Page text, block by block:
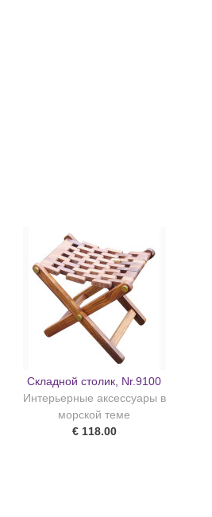
Складной столик, Nr.9100
Интерьерные аксессуары в
морской теме
€ 118.00